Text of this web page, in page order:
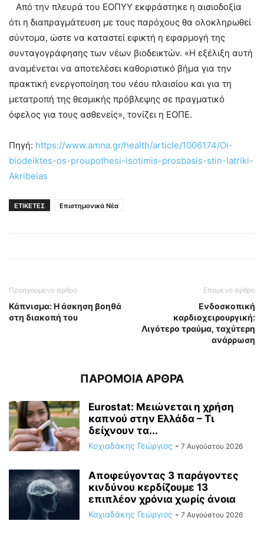
Από την πλευρά του ΕΟΠΥΥ εκφράστηκε η αισιοδοξία
ότι η διαπραγμάτευση με τους παρόχους θα ολοκληρωθεί
σύντομα, ώστε να καταστεί εφικτή η εφαρμογή της
συνταγογράφησης των νέων βιοδεικτών. «Η εξέλιξη αυτή
αναμένεται να αποτελέσει καθοριστικό βήμα για την
πρακτική ενεργοποίηση του νέου πλαισίου και για τη
μετατροπή της θεσμικής πρόβλεψης σε πραγματικό
όφελος για τους ασθενείς», τονίζει η ΕΟΠΕ.
Πηγή: https://www.amna.gr/health/article/1006174/Oi-
biodeiktes-os-proupothesi-isotimis-prosbasis-stin-Iatriki-
Akribeias
ΕΤΙΚΕΤΕΣ Επιστημονικά Νέα
Προηγούμενο άρθρο
Κάπνισμα: Η άσκηση βοηθά
στη διακοπή του
Επόμενο άρθρο
Ενδοσκοπική
καρδιοχειρουργική:
Λιγότερο τραύμα, ταχύτερη
ανάρρωση
ΠΑΡΟΜΟΙΑ ΑΡΘΡΑ
Eurostat: Μειώνεται η χρήση
καπνού στην Ελλάδα – Τι
δείχνουν τα...
Κοχιαδάκης Γεώργιος - 7 Αυγούστου 2026
Αποφεύγοντας 3 παράγοντες
κινδύνου κερδίζουμε 13
επιπλέον χρόνια χωρίς άνοια
Κοχιαδάκης Γεώργιος - 7 Αυγούστου 2026